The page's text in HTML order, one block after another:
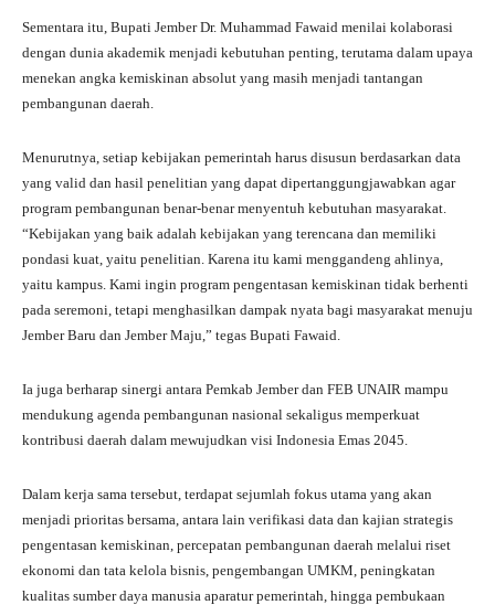
Sementara itu, Bupati Jember Dr. Muhammad Fawaid menilai kolaborasi
dengan dunia akademik menjadi kebutuhan penting, terutama dalam upaya
menekan angka kemiskinan absolut yang masih menjadi tantangan
pembangunan daerah.
Menurutnya, setiap kebijakan pemerintah harus disusun berdasarkan data
yang valid dan hasil penelitian yang dapat dipertanggungjawabkan agar
program pembangunan benar-benar menyentuh kebutuhan masyarakat.
“Kebijakan yang baik adalah kebijakan yang terencana dan memiliki
pondasi kuat, yaitu penelitian. Karena itu kami menggandeng ahlinya,
yaitu kampus. Kami ingin program pengentasan kemiskinan tidak berhenti
pada seremoni, tetapi menghasilkan dampak nyata bagi masyarakat menuju
Jember Baru dan Jember Maju,” tegas Bupati Fawaid.
Ia juga berharap sinergi antara Pemkab Jember dan FEB UNAIR mampu
mendukung agenda pembangunan nasional sekaligus memperkuat
kontribusi daerah dalam mewujudkan visi Indonesia Emas 2045.
Dalam kerja sama tersebut, terdapat sejumlah fokus utama yang akan
menjadi prioritas bersama, antara lain verifikasi data dan kajian strategis
pengentasan kemiskinan, percepatan pembangunan daerah melalui riset
ekonomi dan tata kelola bisnis, pengembangan UMKM, peningkatan
kualitas sumber daya manusia aparatur pemerintah, hingga pembukaan